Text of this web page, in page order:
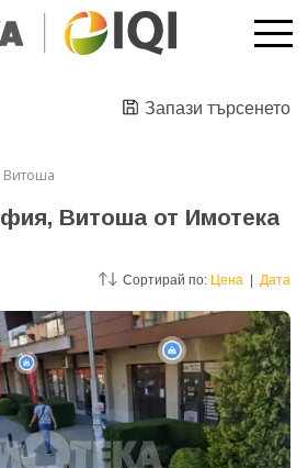
Запази търсенето
Витоша
Витоша от Имотека
Сортирай по: Цена Дата